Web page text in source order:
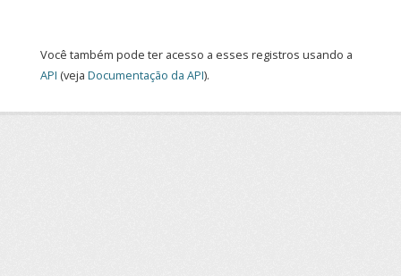
Você também pode ter acesso a esses registros usando a
API (veja Documentação da API).